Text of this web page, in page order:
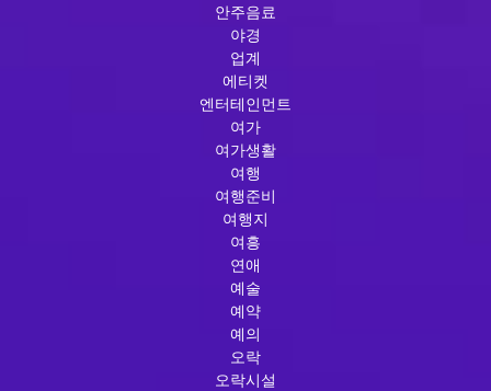
안주음료
야경
업계
에티켓
엔터테인먼트
여가
여가생활
여행
여행준비
여행지
여흥
연애
예술
예약
예의
오락
오락시설